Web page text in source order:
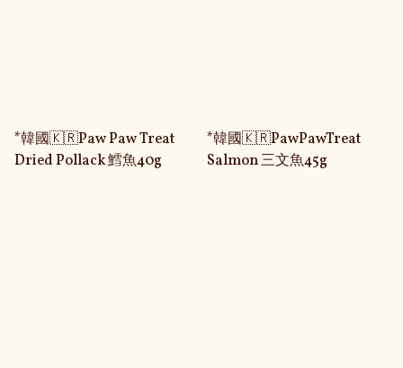
*韓國🇰🇷Paw Paw Treat
Dried Pollack 鱈魚40g
*韓國🇰🇷PawPawTreat
Salmon 三文魚45g